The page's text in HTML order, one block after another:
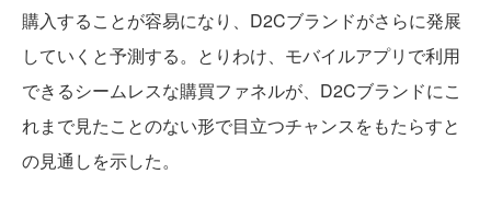
購入することが容易になり、D2Cブランドがさらに発展
していくと予測する。とりわけ、モバイルアプリで利用
できるシームレスな購買ファネルが、D2Cブランドにこ
れまで見たことのない形で目立つチャンスをもたらすと
の見通しを示した。